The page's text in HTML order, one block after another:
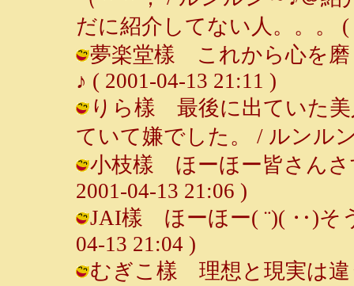
だに紹介してない人。。。 (
夢楽堂樣 これから心を磨
♪ ( 2001-04-13 21:11 )
りら樣 最後に出ていた美
ていて嫌でした。 / ルンル
小枝樣 ほーほー皆さんさ
2001-04-13 21:06 )
JAI樣 ほーほー( ¨)( ‥)そ
04-13 21:04 )
むぎこ樣 理想と現実は違